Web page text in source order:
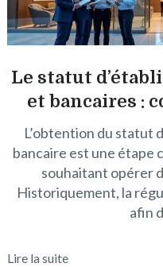
Le statut
et bancaires :
L’obtention du statut
bancaire est une étape
souhaitant opérer
Historiquement, la
afin
Lire la suite